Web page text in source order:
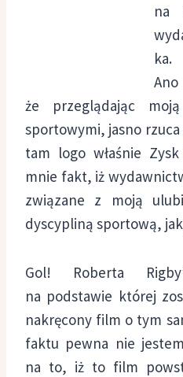
na
ka.
że przeglądając
sportowymi, jasno rzuca
tam logo właśnie
mnie fakt, iż
związane z moją
dyscypliną sportową,
Gol! Roberta
na podstawie której
nakręcony film o tym
faktu pewna nie
na to, iż to film